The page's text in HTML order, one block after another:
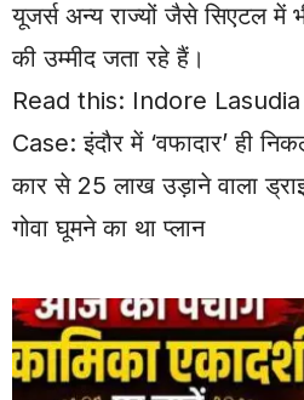
यूजर्स अन्य राज्यों जैसे सिएटल में
की उम्मीद जता रहे हैं।
Read this: Indore
Case: इंदौर में ‘वफादार’ ही
कार से 25 लाख उड़ाने वाला
गोवा घूमने का था प्लान